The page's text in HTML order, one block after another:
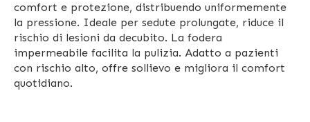
comfort e protezione, distribuendo uniformemente
la pressione. Ideale per sedute prolungate, riduce il
rischio di lesioni da decubito. La fodera
impermeabile facilita la pulizia. Adatto a pazienti
con rischio alto, offre sollievo e migliora il comfort
quotidiano.